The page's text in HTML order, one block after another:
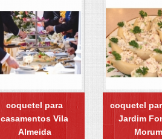
coquetel para
casamentos Vila
Almeida
coquetel
Jardim